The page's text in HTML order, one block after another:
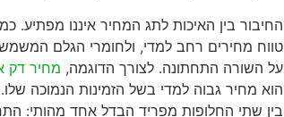
החיבור בין האיכות לתג המחיר איננו
טווח מחירים רחב למדי, ולחומרי הגלם
על השורה התחתונה. לצורך הדוגמה, מחיר דק
הוא מחיר גבוה למדי בשל הזמינות הנמוכה
בין שתי החלופות מפריד הבדל אחד מהותי: